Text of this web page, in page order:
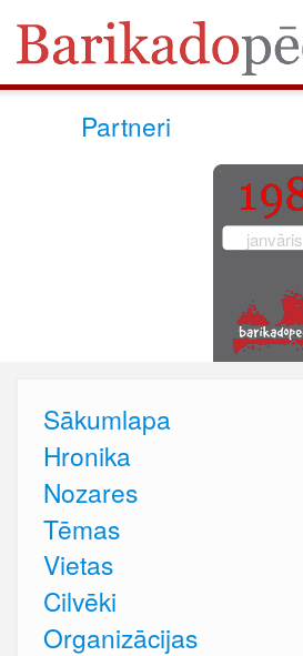
Partneri
janvāris
Sākumlapa
Hronika
Nozares
Tēmas
Vietas
Cilvēki
Organizācijas